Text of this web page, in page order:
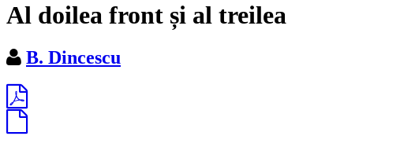
Al doilea front și al treilea
B. Dincescu